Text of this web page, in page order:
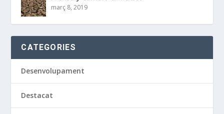
març 8, 2019
CATEGORIES
Desenvolupament
Destacat